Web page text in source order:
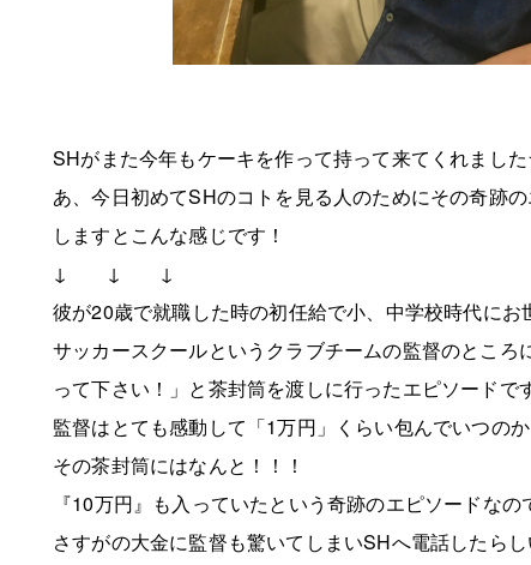
SHがまた今年もケーキを作って持って来てくれまし
あ、今日初めてSHのコトを見る人のためにその奇跡
しますとこんな感じです！
↓ ↓ ↓
彼が20歳で就職した時の初任給で小、中学校時代に
サッカースクールというクラブチームの監督のところ
って下さい！」と茶封筒を渡しに行ったエピソードで
監督はとても感動して「1万円」くらい包んでいつの
その茶封筒にはなんと！！！
『10万円』も入っていたという奇跡のエピソードなの
さすがの大金に監督も驚いてしまいSHへ電話したら